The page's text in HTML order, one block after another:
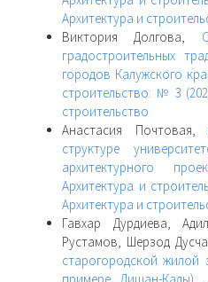
Архитектура и
Виктория Долгова,
градостроительных
городов Калужского
строительство: № 3
строительство
Анастасия Почтовая,
структуре
архитектурного
Архитектура и
Архитектура и
Гавхар Дурдиева,
Рустамов, Шерзод
старогородской жилой